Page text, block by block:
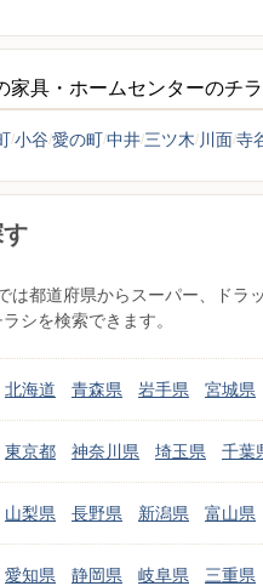
家具・ホームセンターのチ
小谷 愛の町中井 三ツ木 川面寺
は都道府県からスーパー、ドラ
シを検索できます。
北海道 青森県 岩手県 宮城県
東京都 神奈川県 埼玉県 千葉
山梨県 長野県 新潟県 富山県
愛知県 静岡県 岐阜県 三重県